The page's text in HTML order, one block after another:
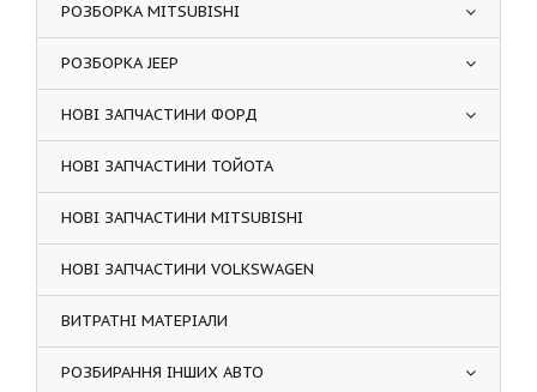
РОЗБОРКА MITSUBISHI
РОЗБОРКА JEEP
НОВІ ЗАПЧАСТИНИ ФОРД
НОВІ ЗАПЧАСТИНИ ТОЙОТА
НОВІ ЗАПЧАСТИНИ MITSUBISHI
НОВІ ЗАПЧАСТИНИ VOLKSWAGEN
ВИТРАТНІ МАТЕРІАЛИ
РОЗБИРАННЯ ІНШИХ АВТО